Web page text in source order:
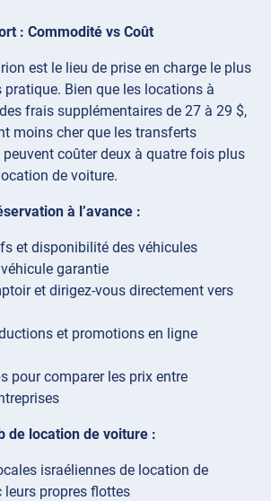
: Commodité vs Coût
est le lieu de prise en charge le plus
pratique. Bien que les locations à
frais supplémentaires de 27 à 29 $,
moins cher que les transferts
coûter deux à quatre fois plus
de voiture.
à l’avance :
et disponibilité des véhicules
garantie
et dirigez-vous directement vers
et promotions en ligne
pour comparer les prix entre
de location de voiture :
israéliennes de location de
leurs propres flottes